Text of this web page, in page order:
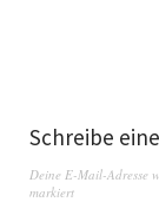
Schreibe
Deine E-Mail-Adresse
markiert